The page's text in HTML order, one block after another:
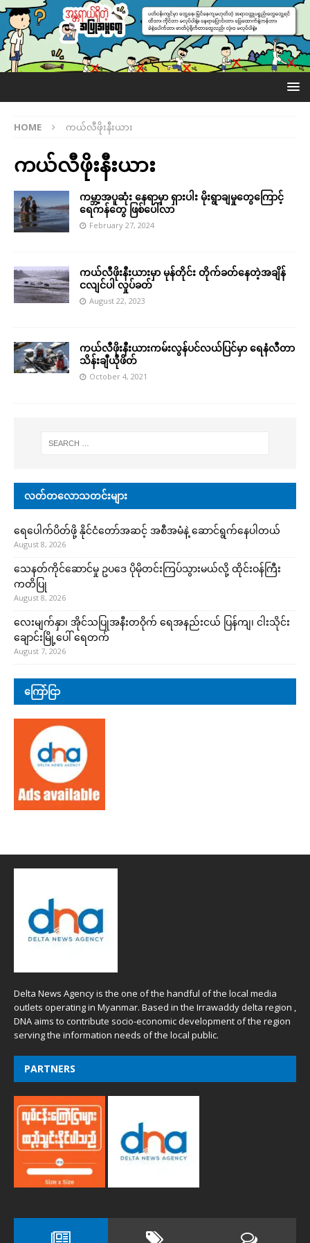
HOME ကယ်လီဖိုးနီးယား
ကယ်လီဖိုးနီးယား
ကမ္ဘာ့အပူဆုံး နေရာမှာ ရှားပါး မိုးရွာချမှုတွေကြောင့်
ရေကန်တွေ ဖြစ်ပေါ်လာ
February 27, 2024
ကယ်လီဖိုးနီးယားမှာ မုန်တိုင်း တိုက်ခတ်နေတဲ့အချိန်
ငလျင်ပါ လှုပ်ခတ်
August 22, 2023
ကယ်လီဖိုးနီးယားကမ်းလွန်ပင်လယ်ပြင်မှာ ရေနံလီတာ
သိန်းချီယိုဖိတ်
October 4, 2021
လတ်တလောသတင်းများ
ရေပေါက်ပိတ်ဖို့ နိုင်ငံတော်အဆင့် အစီအမံနဲ့ ဆောင်ရွက်နေပါတယ်
August 8, 2026
သေနတ်ကိုင်ဆောင်မှု ဥပဒေ ပိုမိုတင်းကြပ်သွားမယ်လို့ ထိုင်းဝန်ကြီး
ကတိပြု
August 8, 2026
လေးမျက်နှာ၊ အိုင်သပြုအနီးတဝိုက် ရေအနည်းငယ် ပြန်ကျ၊ ငါးသိုင်း
ချောင်းမြို့ပေါ် ရေတက်
August 7, 2026
ကြော်ငြာ
Delta News Agency is the one of the handful of the local media
outlets operating in Myanmar. Based in the Irrawaddy delta region ,
DNA aims to contribute socio-economic development of the region
serving the information needs of the local public.
PARTNERS